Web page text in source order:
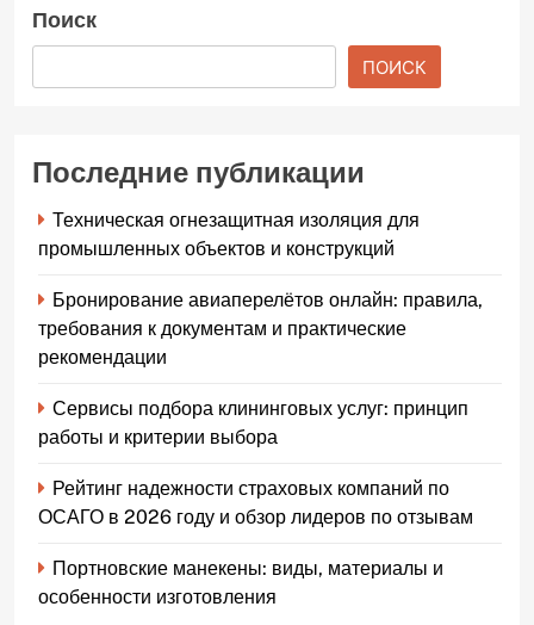
Поиск
ПОИСК
Последние публикации
Техническая огнезащитная изоляция для
промышленных объектов и конструкций
Бронирование авиаперелётов онлайн: правила,
требования к документам и практические
рекомендации
Сервисы подбора клининговых услуг: принцип
работы и критерии выбора
Рейтинг надежности страховых компаний по
ОСАГО в 2026 году и обзор лидеров по отзывам
Портновские манекены: виды, материалы и
особенности изготовления